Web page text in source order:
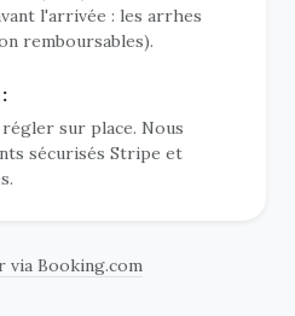
l'arrivée : les arrhes
remboursables).
sur place. Nous
sécurisés Stripe et
via Booking.com